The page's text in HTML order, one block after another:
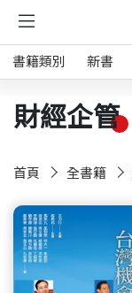
書籍類別 新書
財經企管
首頁 全書籍